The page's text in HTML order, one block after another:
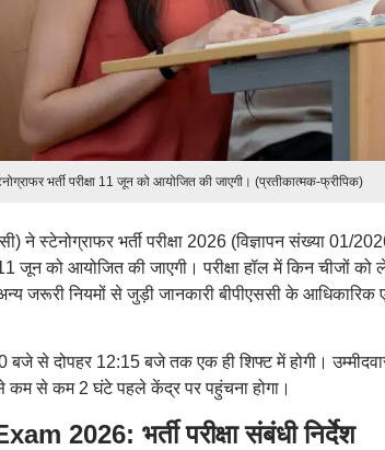
भर्ती परीक्षा 11 जून को आयोजित की जाएगी। (प्रतीकात्मक-फ्रीपिक)
ने स्टेनोग्राफर भर्ती परीक्षा 2026 (विज्ञापन संख्या 01/
11 जून को आयोजित की जाएगी। परीक्षा हॉल में किन चीजों
जरूरी नियमों से जुड़ी जानकारी बीपीएससी के आधिकारिक
बजे से दोपहर 12:15 बजे तक एक ही शिफ्ट में होगी।
से कम से कम 2 घंटे पहले केंद्र पर पहुंचना होगा।
2026: भर्ती परीक्षा संबंधी निर्देश